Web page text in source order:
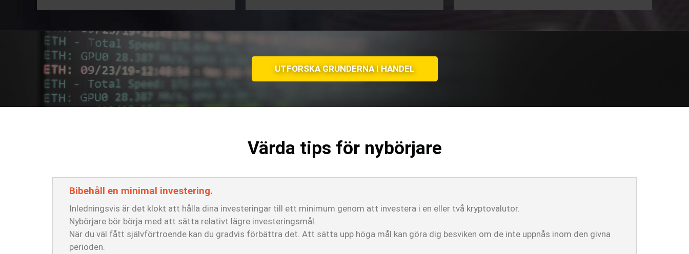
UTFORSKA GRUNDERNA I HANDEL
Värda tips för nybörjare
Bibehåll en minimal investering.
Inledningsvis är det klokt att hålla dina investeringar till ett minimum genom att investera i en eller två kryptovalutor.
Nybörjare bör börja med att sätta relativt lägre investeringsmål.
När du väl fått självförtroende kan du gradvis förbättra det. Att sätta upp höga mål kan göra dig besviken om de inte uppnås inom den givna
perioden.